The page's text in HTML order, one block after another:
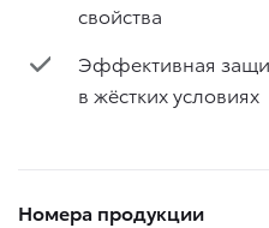
свойства
Эффективная
в жёстких условиях
Номера продукции